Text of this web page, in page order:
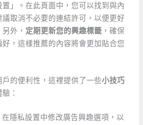
」。在此頁面中，您可以找到與內
取消不必要的連結許可，以便更好
外， 定期更新您的興趣標籤 ，確保
，這樣推薦的內容將會更加貼合您
的便利性，這裡提供了一些小技巧
：
隱私設置中修改廣告興趣選項，以